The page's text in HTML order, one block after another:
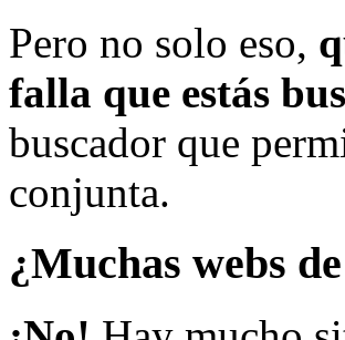
Pero no solo eso,
falla que estás
buscador que
conjunta.
¿Muchas webs